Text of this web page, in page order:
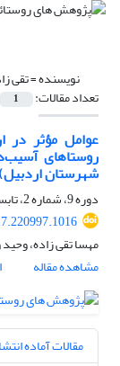
نویسنده =تقی
تعداد مقالات: 1
عوامل مؤثر در
روستاهای
شهرستان اردبیل)
دوره 9، شماره 2، تابستان 1397، صفحه
مهسا تقی زاده،
مشاهده مقاله
مقالات آماده